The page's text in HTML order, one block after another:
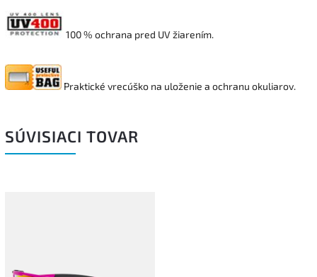
100 % ochrana pred UV žiarením.
Praktické vrecúško na uloženie a ochranu okuliarov.
SÚVISIACI TOVAR